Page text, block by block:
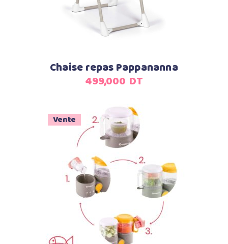
Chaise repas Pappananna
499,000 DT
Vente
Ajouter au panier